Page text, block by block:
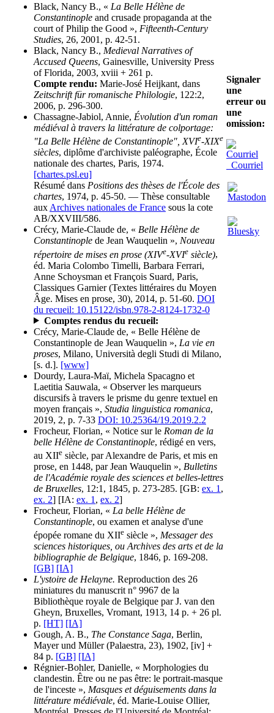
Black, Nancy B., « La Belle Hélène de
Constantinople and crusade propaganda at the
court of Philip the Good », Fifteenth-Century
Studies, 26, 2001, p. 42-51.
Black, Nancy B., Medieval Narratives of
Accused Queens, Gainesville, University Press
of Florida, 2003, xviii + 261 p.
Compte rendu: Marie-José Heijkant, dans
Zeitschrift für romanische Philologie, 122:2,
2006, p. 296-300.
Chassagne-Jabiol, Annie, Évolution d'un roman
médiéval à travers la littérature de colportage:
"La Belle Hélène de Constantinople", XVIe-XIXe
siècles, diplôme d'archiviste paléographe, École
nationale des chartes, Paris, 1974.
[chartes.psl.eu]
Résumé dans Positions des thèses de l'École des
chartes, 1974, p. 45-50. — Thèse consultable
aux Archives nationales de France sous la cote
AB/XXVIII/586.
Crécy, Marie-Claude de, « Belle Hélène de
Constantinople de Jean Wauquelin », Nouveau
répertoire de mises en prose (XIVe-XVIe siècle),
éd. Maria Colombo Timelli, Barbara Ferrari,
Anne Schoysman et François Suard, Paris,
Classiques Garnier (Textes littéraires du Moyen
Âge. Mises en prose, 30), 2014, p. 51-60. DOI
du recueil: 10.15122/isbn.978-2-8124-1732-0
Comptes rendus du recueil:
Crécy, Marie-Claude de, « Belle Hélène de
Constantinople de Jean Wauquelin », La vie en
proses, Milano, Università degli Studi di Milano,
[s. d.]. [www]
Dourdy, Laura-Maï, Michela Spacagno et
Laetitia Sauwala, « Observer les marqueurs
discursifs à travers le prisme du genre textuel en
moyen français », Studia linguistica romanica,
2019, 2, p. 7-33 DOI: 10.25364/19.2019.2.2
Frocheur, Florian, « Notice sur le Roman de la
belle Hélène de Constantinople, rédigé en vers,
au XIIe siècle, par Alexandre de Paris, et mis en
prose, en 1448, par Jean Wauquelin », Bulletins
de l'Académie royale des sciences et belles-lettres
de Bruxelles, 12:1, 1845, p. 273-285. [GB: ex. 1 ,
ex. 2] [IA: ex. 1 , ex. 2]
Frocheur, Florian, « La belle Hélène de
Constantinople, ou examen et analyse d'une
épopée romane du XIIe siècle », Messager des
sciences historiques, ou Archives des arts et de la
bibliographie de Belgique, 1846, p. 169-208.
[GB] [IA]
L'ystoire de Helayne. Reproduction des 26
miniatures du manuscrit n° 9967 de la
Bibliothèque royale de Belgique par J. van den
Gheyn, Bruxelles, Vromant, 1913, 14 p. + 26 pl.
p. [HT] [IA]
Gough, A. B., The Constance Saga, Berlin,
Mayer und Müller (Palaestra, 23), 1902, [iv] +
84 p. [GB] [IA]
Régnier-Bohler, Danielle, « Morphologies du
clandestin. Être ou ne pas être: le portrait-masque
de l'inceste », Masques et déguisements dans la
littérature médiévale, éd. Marie-Louise Ollier,
Signaler
une
erreur ou
une
omission:
Courriel